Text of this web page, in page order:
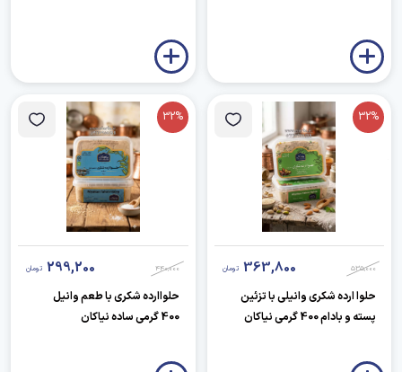
32%
535,000
363,800 تومان
حلوا ارده شکری وانیلی با تزئین
پسته و بادام 400 گرمی نیاکان
32%
440,000
299,200 تومان
حلواارده شکری با طعم وانیل
400 گرمی ساده نیاکان